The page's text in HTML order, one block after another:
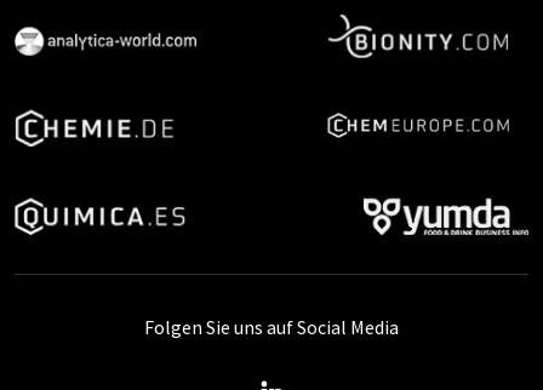
Folgen Sie uns auf Social Media